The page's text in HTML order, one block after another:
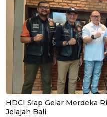
HDCI Siap Gelar Merdeka
Jelajah Bali